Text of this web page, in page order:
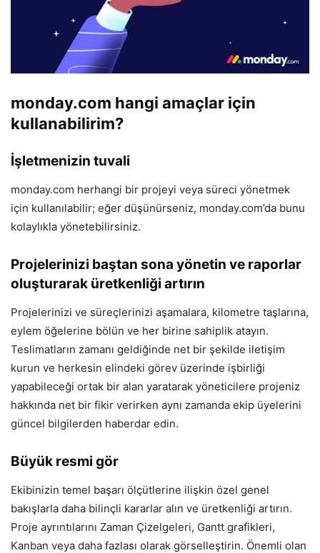
monday.com hangi amaçlar için
kullanabilirim?
İşletmenizin tuvali
monday.com herhangi bir projeyi veya süreci yönetmek
için kullanılabilir; eğer düşünürseniz, monday.com’da bunu
kolaylıkla yönetebilirsiniz.
Projelerinizi baştan sona yönetin ve raporlar
oluşturarak üretkenliği artırın
Projelerinizi ve süreçlerinizi aşamalara, kilometre taşlarına,
eylem öğelerine bölün ve her birine sahiplik atayın.
Teslimatların zamanı geldiğinde net bir şekilde iletişim
kurun ve herkesin elindeki görev üzerinde işbirliği
yapabileceği ortak bir alan yaratarak yöneticilere projeniz
hakkında net bir fikir verirken aynı zamanda ekip üyelerini
güncel bilgilerden haberdar edin.
Büyük resmi gör
Ekibinizin temel başarı ölçütlerine ilişkin özel genel
bakışlarla daha bilinçli kararlar alın ve üretkenliği artırın.
Proje ayrıntılarını Zaman Çizelgeleri, Gantt grafikleri,
Kanban veya daha fazlası olarak görselleştirin. Önemli olan